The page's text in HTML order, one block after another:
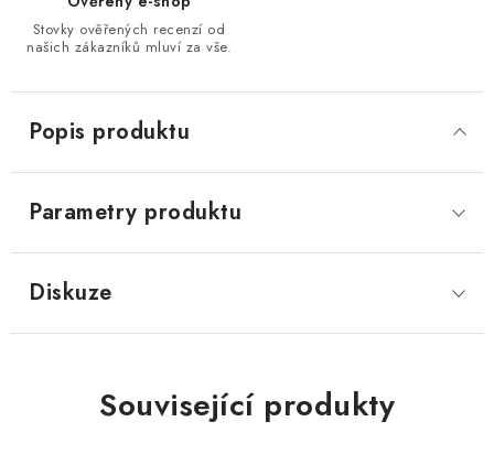
Stovky ověřených recenzí od
našich zákazníků mluví za vše.
Popis produktu
Parametry produktu
Diskuze
Související produkty